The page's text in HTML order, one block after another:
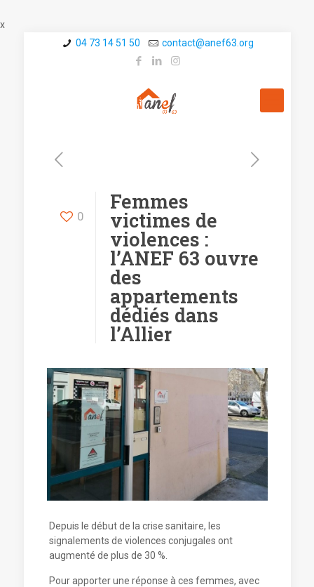
x
04 73 14 51 50
contact@a­nef63.org
0
Femmes
victimes de
violences :
l’ANEF 63 ouvre
des
appartements
dédiés dans
l’Allier
Depuis le début de la crise sanitaire, les
signalements de violences conjugales ont
augmenté de plus de 30 %.
Pour apporter une réponse à ces femmes, avec